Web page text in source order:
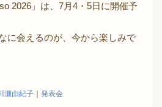
2026」は、7月4・5日に開催予
に会えるのが、今から楽しみで
瀬由紀子｜ 発表会